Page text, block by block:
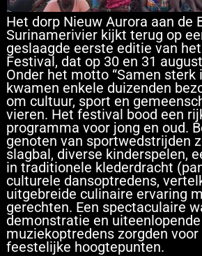
Het dorp Nieuw Aurora aan de
Surinamerivier kijkt terug op
geslaagde eerste editie van
Festival, dat op 30 en 31
Onder het motto “Samen sterk
kwamen enkele duizenden
om cultuur, sport en
vieren. Het festival bood een
programma voor jong en oud.
genoten van sportwedstrijden
slagbal, diverse kinderspelen,
in traditionele klederdracht
culturele dansoptredens,
uitgebreide culinaire ervaring
gerechten. Een spectaculaire
demonstratie en uiteenlopende
muziekoptredens zorgden voor
feestelijke hoogtepunten.